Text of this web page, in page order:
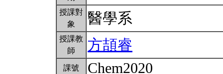
授課對
象
醫學系
授課教
師
方頡睿
課號 Chem2020